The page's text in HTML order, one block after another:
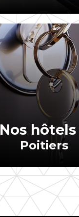
Nos hôtels
Poitiers